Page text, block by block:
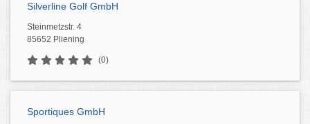
Silverline Golf GmbH
Steinmetzstr. 4
85652 Pliening
(0)
Sportiques GmbH